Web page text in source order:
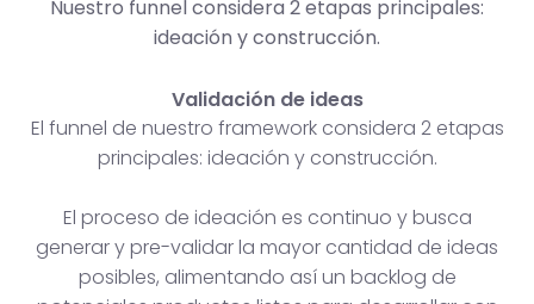
Nuestro funnel considera 2 etapas principales:
ideación y construcción.
Validación de ideas
El funnel de nuestro framework considera 2 etapas
principales: ideación y construcción.
El proceso de ideación es continuo y busca
generar y pre-validar la mayor cantidad de ideas
posibles, alimentando así un backlog de